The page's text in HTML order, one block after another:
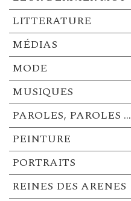
LITTERATURE
MÉDIAS
MODE
MUSIQUES
PAROLES, PAROLES …
PEINTURE
PORTRAITS
REINES DES ARENES